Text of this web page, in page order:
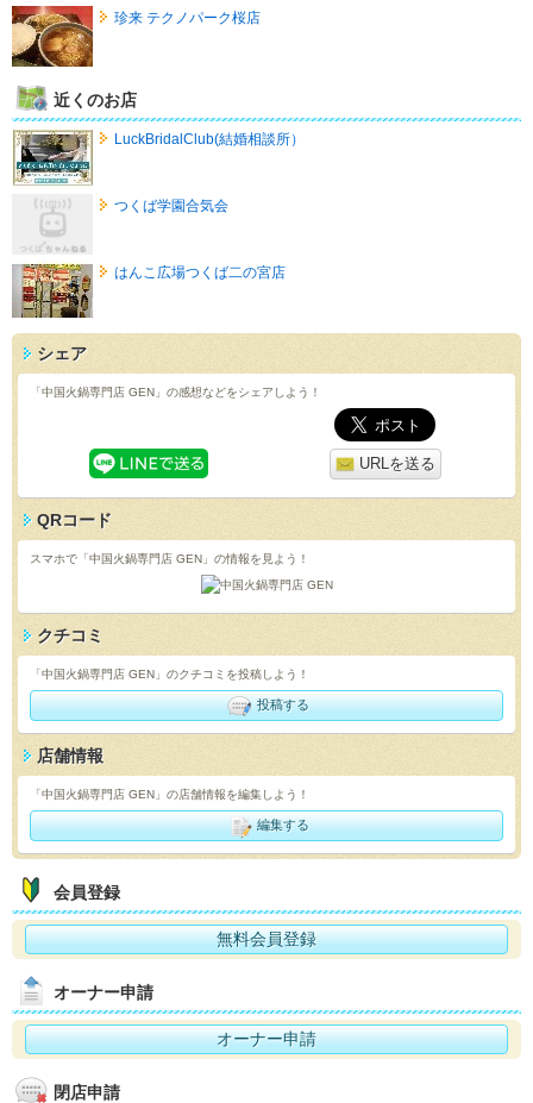
珍来 テクノパーク桜店
近くのお店
LuckBridalClub(結婚相談所）
つくば学園合気会
はんこ広場つくば二の宮店
シェア
「中国火鍋専門店 GEN」の感想などをシェアしよう！
URLを送る
QRコード
スマホで「中国火鍋専門店 GEN」の情報を見よう！
クチコミ
「中国火鍋専門店 GEN」のクチコミを投稿しよう！
投稿する
店舗情報
「中国火鍋専門店 GEN」の店舗情報を編集しよう！
編集する
会員登録
無料会員登録
オーナー申請
オーナー申請
閉店申請